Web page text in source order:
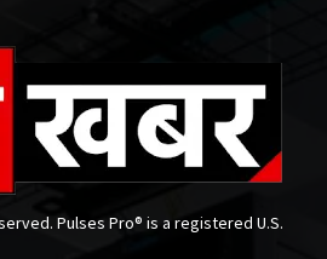
Pulses Pro® is a registered U.S.